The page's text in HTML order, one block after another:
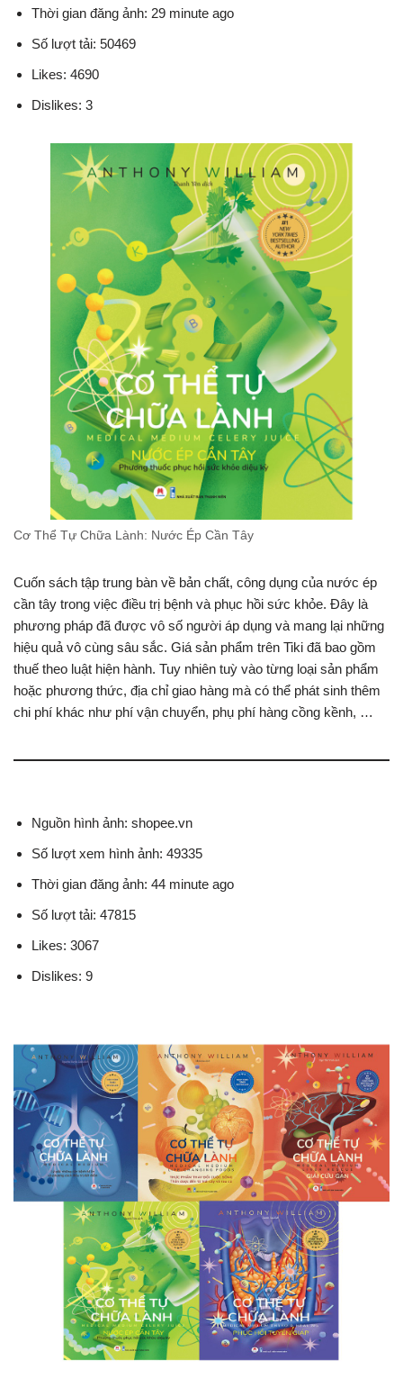
Thời gian đăng ảnh: 29 minute ago
Số lượt tải: 50469
Likes: 4690
Dislikes: 3
Cơ Thể Tự Chữa Lành: Nước Ép Cần Tây
Cuốn sách tập trung bàn về bản chất, công dụng của nước ép
cần tây trong việc điều trị bệnh và phục hồi sức khỏe. Đây là
phương pháp đã được vô số người áp dụng và mang lại những
hiệu quả vô cùng sâu sắc. Giá sản phẩm trên Tiki đã bao gồm
thuế theo luật hiện hành. Tuy nhiên tuỳ vào từng loại sản phẩm
hoặc phương thức, địa chỉ giao hàng mà có thể phát sinh thêm
chi phí khác như phí vận chuyển, phụ phí hàng cồng kềnh, …
Nguồn hình ảnh: shopee.vn
Số lượt xem hình ảnh: 49335
Thời gian đăng ảnh: 44 minute ago
Số lượt tải: 47815
Likes: 3067
Dislikes: 9